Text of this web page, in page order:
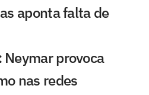
aponta falta de
provoca
nas redes